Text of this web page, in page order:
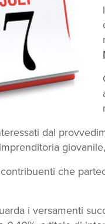
dal
che
i versamenti